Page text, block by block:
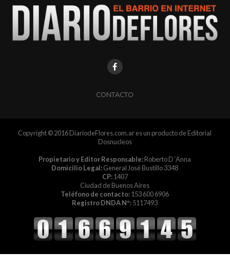
CONTACTO
Copyright © 2016 DiariodeFlores.com.ar es un producto de Editorial
Dosnucleos
Propietario y Editor Responsable:Roberto D´Anna
Domicilio Legal:General José Bustillo 3348
CP:1407
Ciudad de Buenos Aires
Teléfono de contacto:153 600 6906
Registro DNDA Nº:5117493